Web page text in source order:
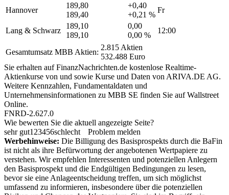
Hannover
189,80
189,40
+0,40
+0,21 %
Fr
Lang & Schwarz
189,10
189,10
0,00
0,00 %
12:00
Gesamtumsatz MBB Aktien:
2.815 Aktien
532.488 Euro
Sie erhalten auf FinanzNachrichten.de kostenlose Realtime-
Aktienkurse von und sowie Kurse und Daten von ARIVA.DE AG.
Weitere Kennzahlen, Fundamentaldaten und
Unternehmensinformationen zu MBB SE finden Sie aufWallstreet
Online.
FNRD-2.627.0
Wie bewerten Sie die aktuell angezeigte Seite?
sehr gut1 23456schlecht
Problem melden
Werbehinweise: Die Billigung des Basisprospekts durch die BaFin
ist nicht als ihre Befürwortung der angebotenen Wertpapiere zu
verstehen. Wir empfehlen Interessenten und potenziellen Anlegern
den Basisprospekt und die Endgültigen Bedingungen zu lesen,
bevor sie eine Anlageentscheidung treffen, um sich möglichst
umfassend zu informieren, insbesondere über die potenziellen